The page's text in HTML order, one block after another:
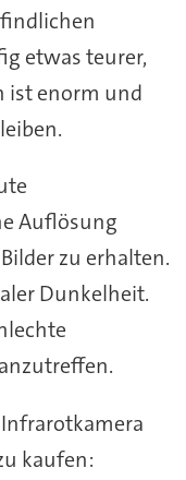
etwas teurer,
ist enorm und
Auflösung
zu erhalten.
Dunkelheit.
kaufen: